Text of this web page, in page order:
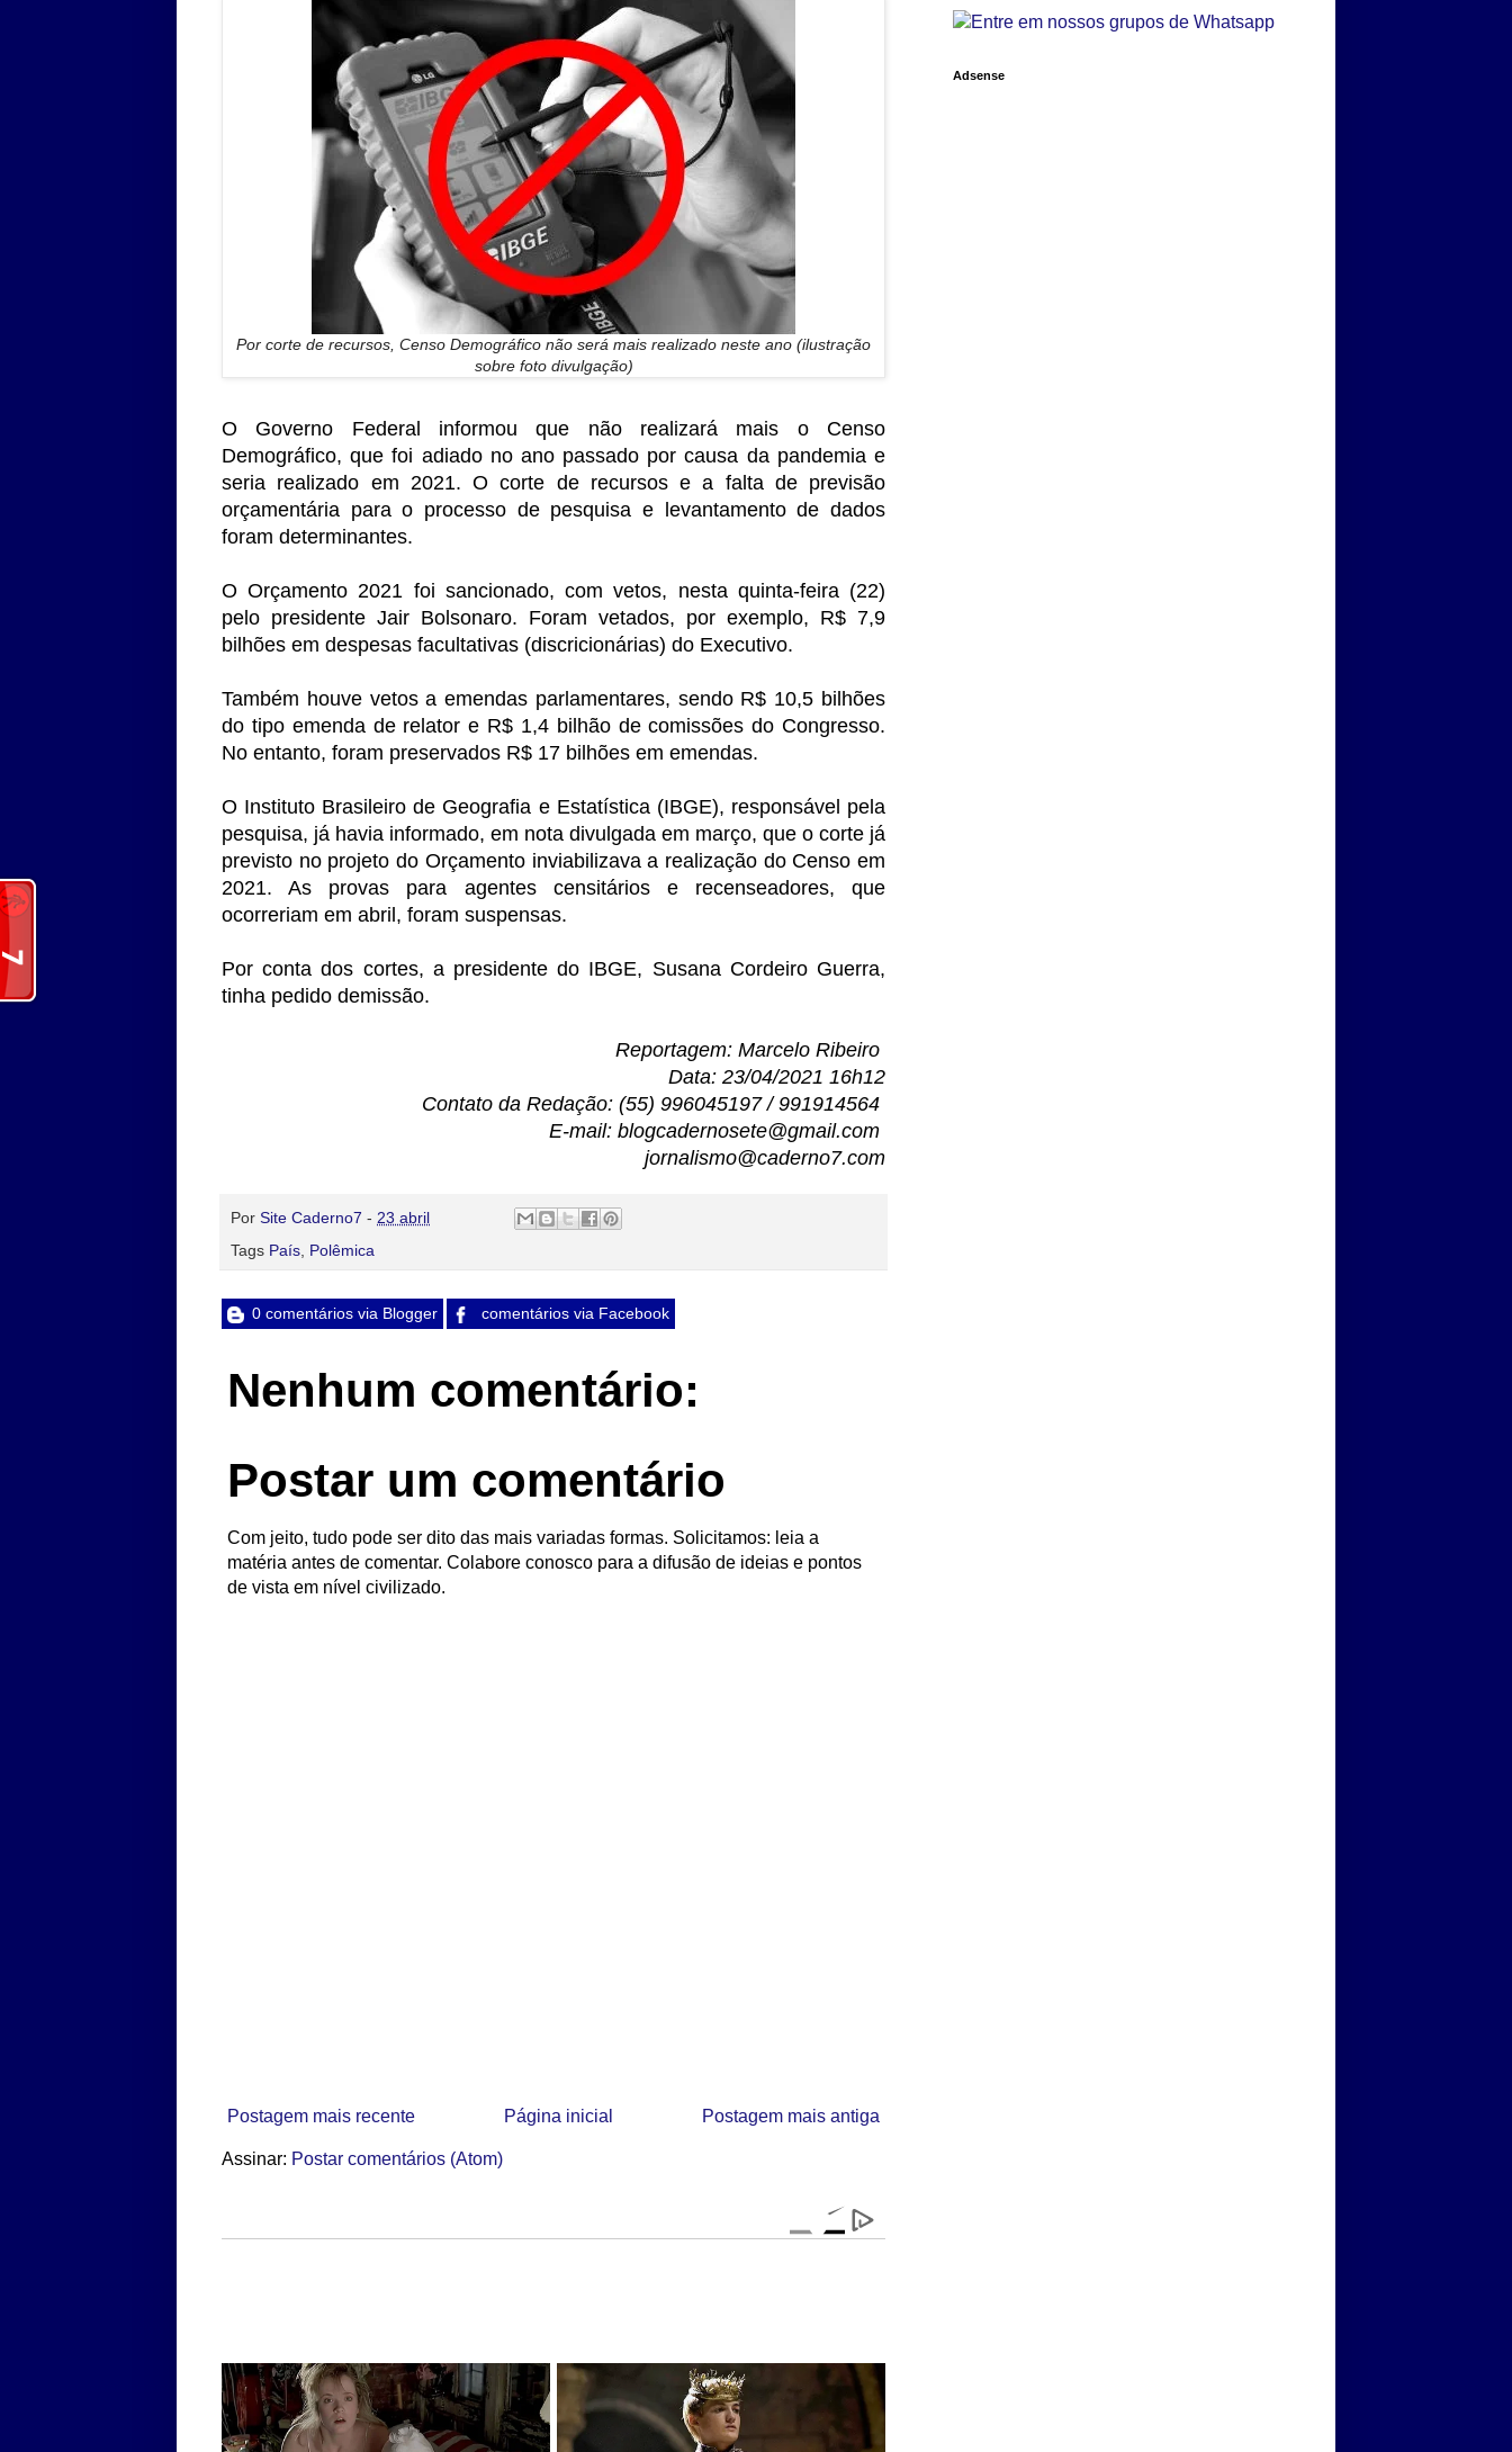
Por corte de recursos, Censo Demográfico não será mais realizado neste ano (ilustração
sobre foto divulgação)
O Governo Federal informou que não realizará mais o Censo
Demográfico, que foi adiado no ano passado por causa da pandemia e
seria realizado em 2021. O corte de recursos e a falta de previsão
orçamentária para o processo de pesquisa e levantamento de dados
foram determinantes.
O Orçamento 2021 foi sancionado, com vetos, nesta quinta-feira (22)
pelo presidente Jair Bolsonaro. Foram vetados, por exemplo, R$ 7,9
bilhões em despesas facultativas (discricionárias) do Executivo.
Também houve vetos a emendas parlamentares, sendo R$ 10,5 bilhões
do tipo emenda de relator e R$ 1,4 bilhão de comissões do Congresso.
No entanto, foram preservados R$ 17 bilhões em emendas.
O Instituto Brasileiro de Geografia e Estatística (IBGE), responsável pela
pesquisa, já havia informado, em nota divulgada em março, que o corte já
previsto no projeto do Orçamento inviabilizava a realização do Censo em
2021. As provas para agentes censitários e recenseadores, que
ocorreriam em abril, foram suspensas.
Por conta dos cortes, a presidente do IBGE, Susana Cordeiro Guerra,
tinha pedido demissão.
Reportagem: Marcelo Ribeiro
Data: 23/04/2021 16h12
Contato da Redação: (55) 996045197 / 991914564
E-mail: blogcadernosete@gmail.com
jornalismo@caderno7.com
Por Site Caderno7 - 23 abril
Tags País Polêmica
0 comentários via Blogger comentários via Facebook
Nenhum comentário:
Postar um comentário
Com jeito, tudo pode ser dito das mais variadas formas. Solicitamos: leia a
matéria antes de comentar. Colabore conosco para a difusão de ideias e pontos
de vista em nível civilizado.
Postagem mais recente Postagem mais antiga
Página inicial
Assinar: Postar comentários (Atom)
Adsense